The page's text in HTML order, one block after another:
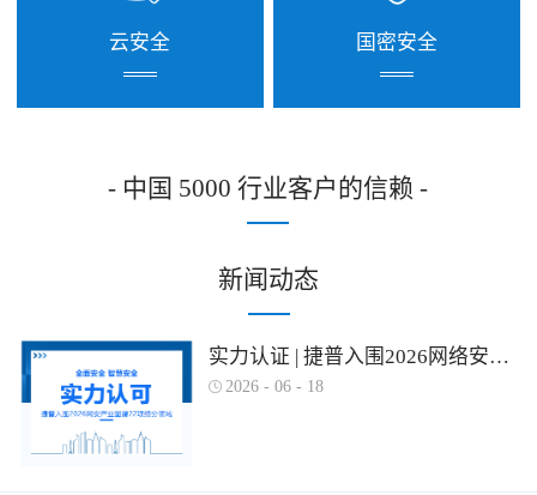
云安全 国密安全
- 中国 5000 行业客户的信赖 -
新闻动态
实力认证 | 捷普入围2026网络安全产业图谱多项细分领域！
2026 - 06 - 18